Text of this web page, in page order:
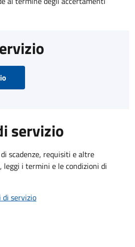
servizio
scadenze, requisiti e altre
i termini e le condizioni di
di servizio